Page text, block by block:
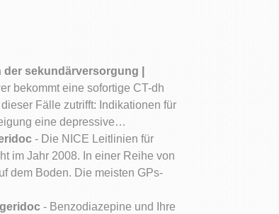
sekundärversorgung |
bekommt eine sofortige CT-dh
Fälle zutrifft: Indikationen für
eine depressive…
- Die NICE Leitlinien für
im Jahr 2008. In einer Reihe von
dem Boden. Die meisten GPs-
- Benzodiazepine und Ihre